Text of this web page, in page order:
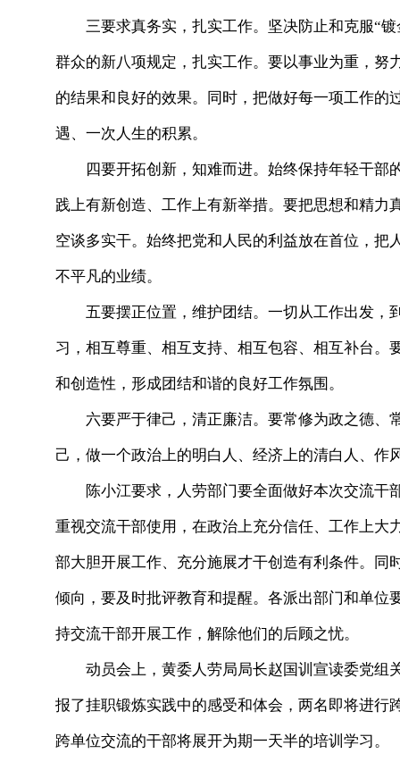
三要求真务实，扎实工作。坚决防止和克服“镀
群众的新八项规定，扎实工作。要以事业为重，
的结果和良好的效果。同时，把做好每一项工作
遇、一次人生的积累。
四要开拓创新，知难而进。始终保持年轻干部
践上有新创造、工作上有新举措。要把思想和精
空谈多实干。始终把党和人民的利益放在首位，
不平凡的业绩。
五要摆正位置，维护团结。一切从工作出发，
习，相互尊重、相互支持、相互包容、相互补台
和创造性，形成团结和谐的良好工作氛围。
六要严于律己，清正廉洁。要常修为政之德、
己，做一个政治上的明白人、经济上的清白人、
陈小江要求，人劳部门要全面做好本次交流干
重视交流干部使用，在政治上充分信任、工作上
部大胆开展工作、充分施展才干创造有利条件。
倾向，要及时批评教育和提醒。各派出部门和单
持交流干部开展工作，解除他们的后顾之忧。
动员会上，黄委人劳局局长赵国训宣读委党组
报了挂职锻炼实践中的感受和体会，两名即将进行
跨单位交流的干部将展开为期一天半的培训学习。